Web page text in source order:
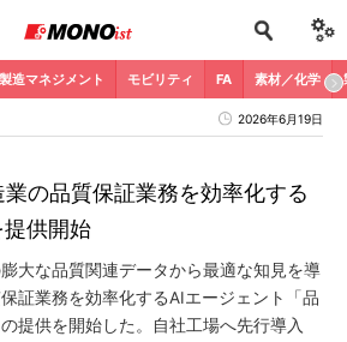
製造マネジメント モビリティ FA 素材／化学
2026年6月19日
の品質保証業務を効率化する
供開始
大な品質関連データから最適な知見を導
証業務を効率化するAIエージェント「品
提供を開始した。自社工場へ先行導入